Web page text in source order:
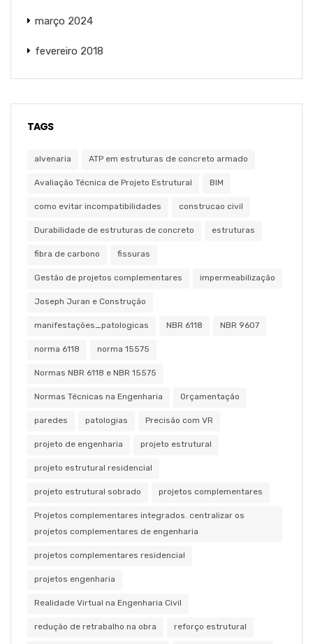
março 2024
fevereiro 2018
TAGS
alvenaria ATP em estruturas de concreto armado
Avaliação Técnica de Projeto Estrutural BIM
como evitar incompatibilidades construcao civil
Durabilidade de estruturas de concreto estruturas
fibra de carbono fissuras
Gestão de projetos complementares impermeabilização
Joseph Juran e Construção
manifestações_patologicas NBR 6118 NBR 9607
norma 6118 norma 15575
Normas NBR 6118 e NBR 15575
Normas Técnicas na Engenharia Orçamentação
paredes patologias Precisão com VR
projeto de engenharia projeto estrutural
projeto estrutural residencial
projeto estrutural sobrado projetos complementares
Projetos complementares integrados. centralizar os
projetos complementares de engenharia
projetos complementares residencial
projetos engenharia
Realidade Virtual na Engenharia Civil
redução de retrabalho na obra reforço estrutural